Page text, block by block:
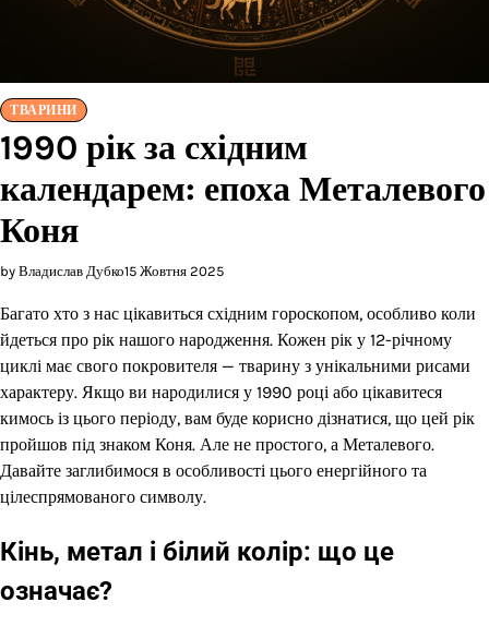
ТВАРИНИ
1990 рік за східним
календарем: епоха Металевого
Коня
by Владислав Дубко15 Жовтня 2025
Багато хто з нас цікавиться східним гороскопом, особливо коли
йдеться про рік нашого народження. Кожен рік у 12-річному
циклі має свого покровителя — тварину з унікальними рисами
характеру. Якщо ви народилися у 1990 році або цікавитеся
кимось із цього періоду, вам буде корисно дізнатися, що цей рік
пройшов під знаком Коня. Але не простого, а Металевого.
Давайте заглибимося в особливості цього енергійного та
цілеспрямованого символу.
Кінь, метал і білий колір: що це
означає?